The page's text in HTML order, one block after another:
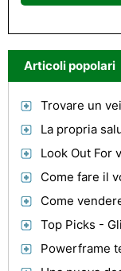
Articoli popolari
Trovare un
La propria
Look Out For
Come fare il
Come
Top Picks -
Powerframe